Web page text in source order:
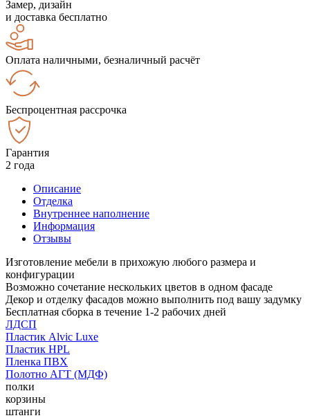
Замер, дизайн
и доставка бесплатно
Оплата наличными, безналичный расчёт
Беспроцентная рассрочка
Гарантия
2 года
Описание
Отделка
Внутреннее наполнение
Информация
Отзывы
Изготовление мебели в прихожую любого размера и
конфигурации
Возможно сочетание нескольких цветов в одном фасаде
Декор и отделку фасадов можно выполнить под вашу задумку
Бесплатная сборка в течение 1-2 рабочих дней
ЛДСП
Пластик Alvic Luxe
Пластик HPL
Пленка ПВХ
Полотно АГТ (МДФ)
полки
корзины
штанги